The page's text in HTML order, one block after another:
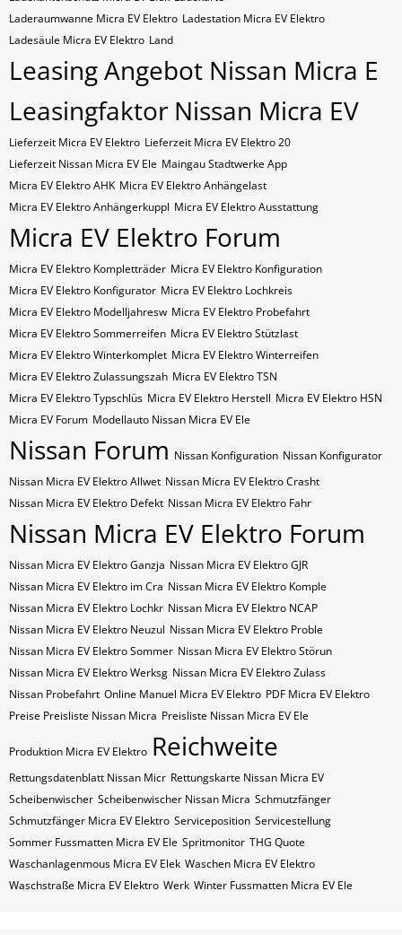
Laderaumwanne Micra EV Elektro Ladestation Micra EV Elektro
Ladesäule Micra EV Elektro Land
Leasing Angebot Nissan Micra E
Leasingfaktor Nissan Micra EV
Lieferzeit Micra EV Elektro Lieferzeit Micra EV Elektro 20
Lieferzeit Nissan Micra EV Ele Maingau Stadtwerke App
Micra EV Elektro AHK Micra EV Elektro Anhängelast
Micra EV Elektro Anhängerkuppl Micra EV Elektro Ausstattung
Micra EV Elektro Forum
Micra EV Elektro Kompletträder Micra EV Elektro Konfiguration
Micra EV Elektro Konfigurator Micra EV Elektro Lochkreis
Micra EV Elektro Modelljahresw Micra EV Elektro Probefahrt
Micra EV Elektro Sommerreifen Micra EV Elektro Stützlast
Micra EV Elektro Winterkomplet Micra EV Elektro Winterreifen
Micra EV Elektro Zulassungszah Micra EV Elektro​​​​ TSN
Micra EV Elektro​​​​ Typschlüs Micra EV Elektro​​​​​ Herstell Micra EV Elektro​​​​​ HSN
Micra EV Forum Modellauto Nissan Micra EV Ele
Nissan Forum Nissan Konfiguration Nissan Konfigurator
Nissan Micra EV Elektro Allwet Nissan Micra EV Elektro Crasht
Nissan Micra EV Elektro Defekt Nissan Micra EV Elektro Fahr
Nissan Micra EV Elektro Forum
Nissan Micra EV Elektro Ganzja Nissan Micra EV Elektro GJR
Nissan Micra EV Elektro im Cra Nissan Micra EV Elektro Komple
Nissan Micra EV Elektro Lochkr Nissan Micra EV Elektro NCAP
Nissan Micra EV Elektro Neuzul Nissan Micra EV Elektro Proble
Nissan Micra EV Elektro Sommer Nissan Micra EV Elektro Störun
Nissan Micra EV Elektro Werksg Nissan Micra EV Elektro Zulass
Nissan Probefahrt Online Manuel Micra EV Elektro PDF Micra EV Elektro
Preise Preisliste Nissan Micra Preisliste Nissan Micra EV Ele
Produktion Micra EV Elektro Reichweite
Rettungsdatenblatt Nissan Micr Rettungskarte Nissan Micra EV
Scheibenwischer Scheibenwischer Nissan​ Micra Schmutzfänger
Schmutzfänger Micra EV Elektro Serviceposition Servicestellung
Sommer Fussmatten Micra EV Ele Spritmonitor THG Quote
Waschanlagenmous Micra EV Elek Waschen Micra EV Elektro
Waschstraße Micra EV Elektro Werk Winter Fussmatten Micra EV Ele